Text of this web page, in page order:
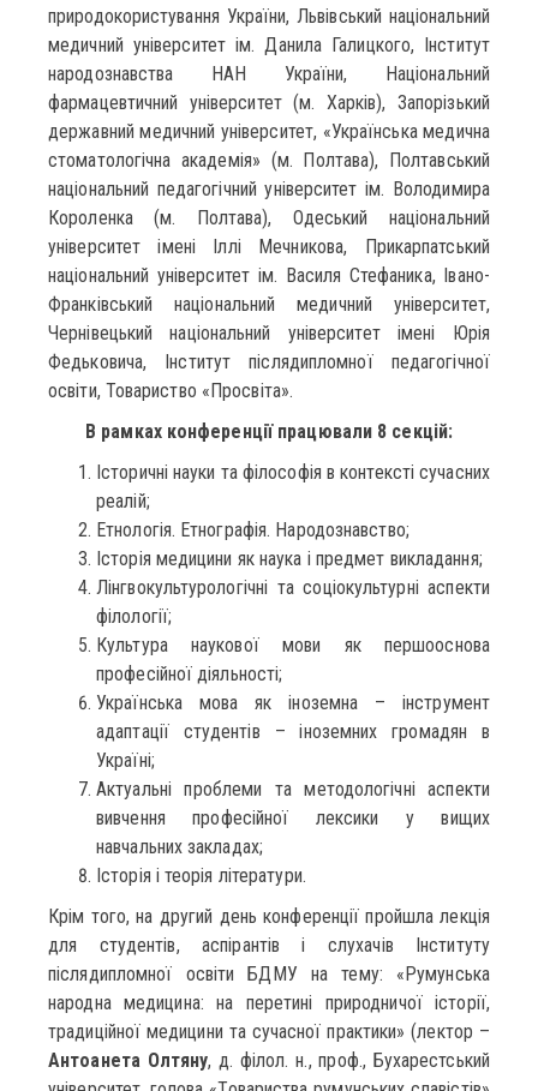
природокористування України, Львівський національний
медичний університет ім. Данила Галицкого, Інститут
народознавства НАН України, Національний
фармацевтичний університет (м. Харків), Запорізький
державний медичний університет, «Українська медична
стоматологічна академія» (м. Полтава), Полтавський
національний педагогічний університет ім. Володимира
Короленка (м. Полтава), Одеський національний
університет імені Іллі Мечникова, Прикарпатський
національний університет ім. Василя Стефаника, Івано-
Франківський національний медичний університет,
Чернівецький національний університет імені Юрія
Федьковича, Інститут післядипломної педагогічної
освіти, Товариство «Просвіта».
В рамках конференції працювали 8 секцій:
Історичні науки та філософія в контексті сучасних
реалій;
Етнологія. Етнографія. Народознавство;
Історія медицини як наука і предмет викладання;
Лінгвокультурологічні та соціокультурні аспекти
філології;
Культура наукової мови як першооснова
професійної діяльності;
Українська мова як іноземна – інструмент
адаптації студентів – іноземних громадян в
Україні;
Актуальні проблеми та методологічні аспекти
вивчення професійної лексики у вищих
навчальних закладах;
Історія і теорія літератури.
Крім того, на другий день конференції пройшла лекція
для студентів, аспірантів і слухачів Інституту
післядипломної освіти БДМУ на тему: «Румунська
народна медицина: на перетині природничої історії,
традиційної медицини та сучасної практики» (лектор –
Антоанета Олтяну, д. філол. н., проф., Бухарестський